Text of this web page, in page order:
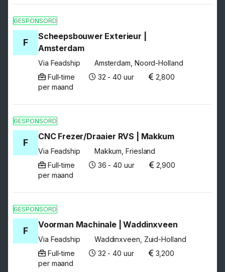
GESPONSORD
F
Scheepsbouwer Exterieur |
Amsterdam
Via Feadship
Amsterdam, Noord-Holland
Full-time
32 - 40 uur
2,800
per maand
GESPONSORD
F
CNC Frezer/Draaier RVS | Makkum
Via Feadship
Makkum, Friesland
Full-time
36 - 40 uur
2,900
per maand
GESPONSORD
F
Voorman Machinale | Waddinxveen
Via Feadship
Waddinxveen, Zuid-Holland
Full-time
32 - 40 uur
3,200
per maand